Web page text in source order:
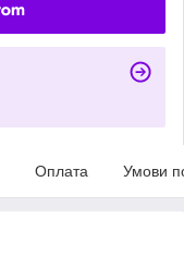
Оплата Умови